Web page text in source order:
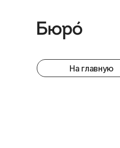
На главную